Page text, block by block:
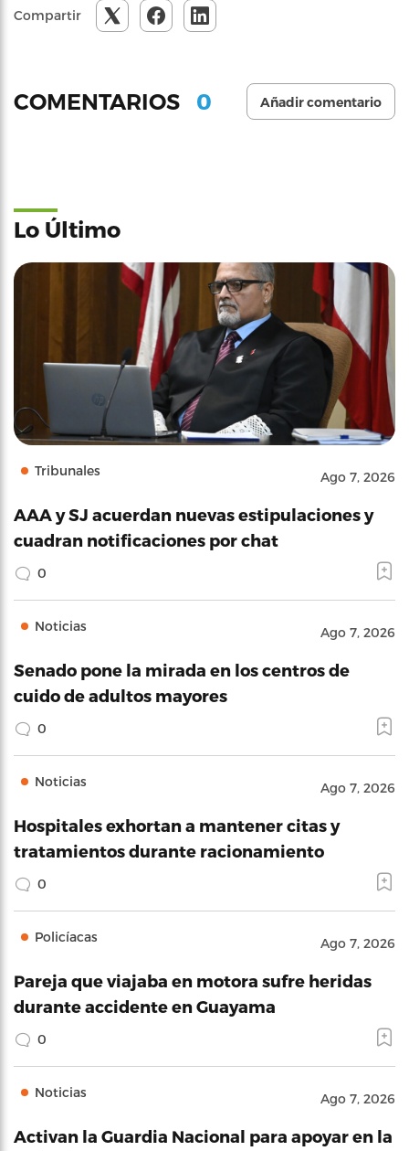
Compartir
COMENTARIOS 0 Añadir comentario
Lo Último
Tribunales Ago 7, 2026
AAA y SJ acuerdan nuevas estipulaciones y
cuadran notificaciones por chat
0
Noticias Ago 7, 2026
Senado pone la mirada en los centros de
cuido de adultos mayores
0
Noticias Ago 7, 2026
Hospitales exhortan a mantener citas y
tratamientos durante racionamiento
0
Policíacas Ago 7, 2026
Pareja que viajaba en motora sufre heridas
durante accidente en Guayama
0
Noticias Ago 7, 2026
Activan la Guardia Nacional para apoyar en la